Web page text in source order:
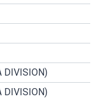
DIVISION)
DIVISION)